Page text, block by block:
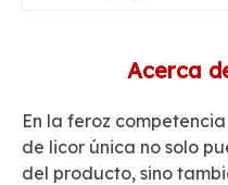
Acerca
En la feroz
de licor única no solo
del producto, sino